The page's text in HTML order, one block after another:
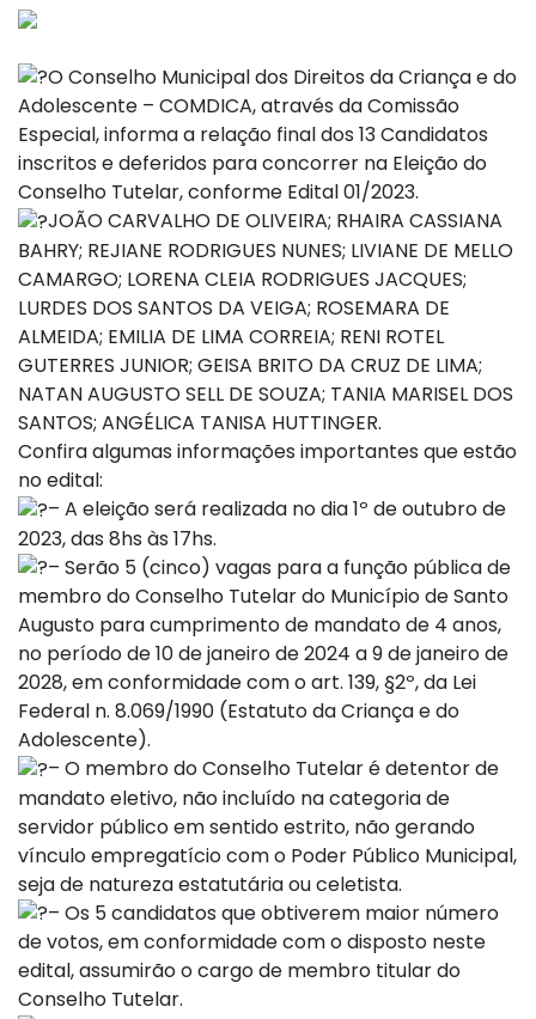
O Conselho Municipal dos Direitos da Criança e do
Adolescente – COMDICA, através da Comissão
Especial, informa a relação final dos 13 Candidatos
inscritos e deferidos para concorrer na Eleição do
Conselho Tutelar, conforme Edital 01/2023.
JOÃO CARVALHO DE OLIVEIRA; RHAIRA CASSIANA
BAHRY; REJIANE RODRIGUES NUNES; LIVIANE DE MELLO
CAMARGO; LORENA CLEIA RODRIGUES JACQUES;
LURDES DOS SANTOS DA VEIGA; ROSEMARA DE
ALMEIDA; EMILIA DE LIMA CORREIA; RENI ROTEL
GUTERRES JUNIOR; GEISA BRITO DA CRUZ DE LIMA;
NATAN AUGUSTO SELL DE SOUZA; TANIA MARISEL DOS
SANTOS; ANGÉLICA TANISA HUTTINGER.
Confira algumas informações importantes que estão
no edital:
– A eleição será realizada no dia 1º de outubro de
2023, das 8hs às 17hs.
– Serão 5 (cinco) vagas para a função pública de
membro do Conselho Tutelar do Município de Santo
Augusto para cumprimento de mandato de 4 anos,
no período de 10 de janeiro de 2024 a 9 de janeiro de
2028, em conformidade com o art. 139, §2º, da Lei
Federal n. 8.069/1990 (Estatuto da Criança e do
Adolescente).
– O membro do Conselho Tutelar é detentor de
mandato eletivo, não incluído na categoria de
servidor público em sentido estrito, não gerando
vínculo empregatício com o Poder Público Municipal,
seja de natureza estatutária ou celetista.
– Os 5 candidatos que obtiverem maior número
de votos, em conformidade com o disposto neste
edital, assumirão o cargo de membro titular do
Conselho Tutelar.